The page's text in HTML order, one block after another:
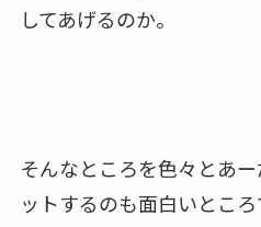
してあげるのか。
そんなところを色々とあ
ットするのも面白いところ